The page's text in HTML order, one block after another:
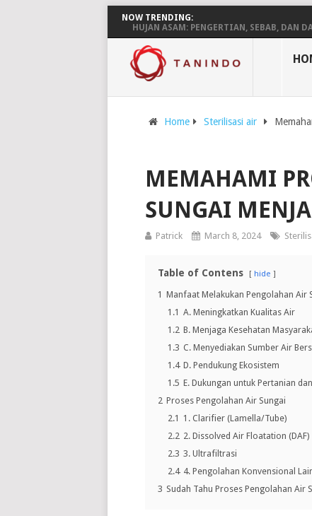
NOW TRENDING:
HUJAN ASAM: PENGERTIAN, SEBAB, DAN
Home Sterilisasi air
MEMAHAMI
SUNGAI
Patrick March 8, 2024
Table of Contens hide
1 Manfaat Melakukan Pengolahan Air
1.1 A. Meningkatkan Kualitas Air
1.2 B. Menjaga Kesehatan
1.3 C. Menyediakan Sumber Air
1.4 D. Pendukung Ekosistem
1.5 E. Dukungan untuk Pertanian
2 Proses Pengolahan Air Sungai
2.1 1. Clarifier (Lamella/Tube)
2.2 2. Dissolved Air Floatation (DAF)
2.3 3. Ultrafiltrasi
2.4 4. Pengolahan Konvensional
3 Sudah Tahu Proses Pengolahan Air